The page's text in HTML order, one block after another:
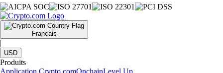
Français
|
USD
Produits
Application Crypto.comOnchainLevel Up